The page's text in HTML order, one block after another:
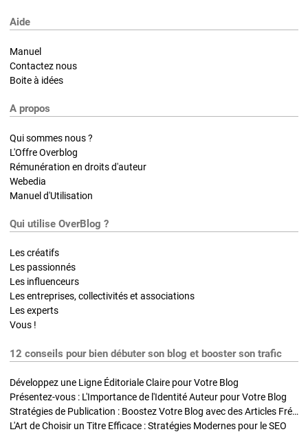
Aide
Manuel
Contactez nous
Boite à idées
A propos
Qui sommes nous ?
L'Offre Overblog
Rémunération en droits d'auteur
Webedia
Manuel d'Utilisation
Qui utilise OverBlog ?
Les créatifs
Les passionnés
Les influenceurs
Les entreprises, collectivités et associations
Les experts
Vous !
12 conseils pour bien débuter son blog et booster son trafic
Développez une Ligne Éditoriale Claire pour Votre Blog
Présentez-vous : L'Importance de l'Identité Auteur pour Votre Blog
Stratégies de Publication : Boostez Votre Blog avec des Articles Fréquents et Exclusifs
L'Art de Choisir un Titre Efficace : Stratégies Modernes pour le SEO